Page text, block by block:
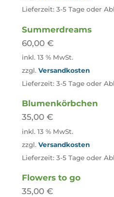
Lieferzeit: 3-5 Tage oder
Summerdreams
60,00 €
inkl. 13 % MwSt.
zzgl. Versandkosten
Lieferzeit: 3-5 Tage oder
Blumenkörbchen
35,00 €
inkl. 13 % MwSt.
zzgl. Versandkosten
Lieferzeit: 3-5 Tage oder
Flowers to go
35,00 €